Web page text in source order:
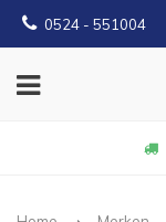
0524 - 551004